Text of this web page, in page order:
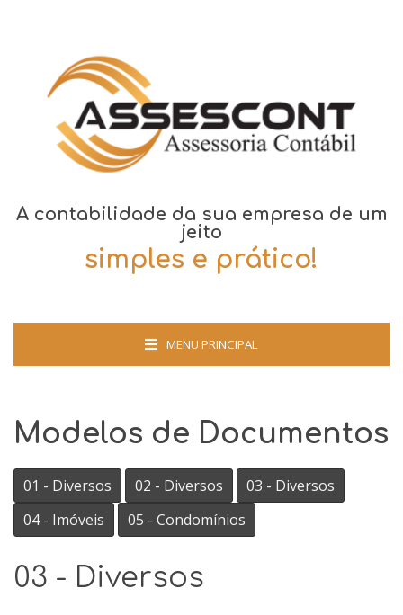
A contabilidade da sua empresa de um
jeito
simples e prático!
MENU PRINCIPAL
Modelos de Documentos
01 - Diversos 02 - Diversos
03 - Diversos
04 - Imóveis
05 - Condomínios
03 - Diversos